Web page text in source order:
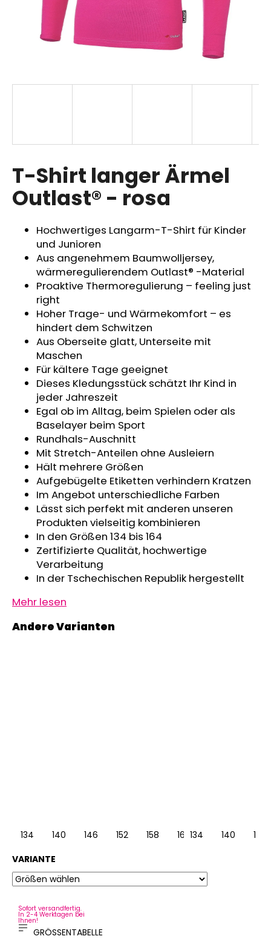
T-Shirt langer Ärmel
Outlast® - rosa
Hochwertiges Langarm-T-Shirt für Kinder
und Junioren
Aus angenehmem Baumwolljersey,
wärmeregulierendem Outlast® -Material
Proaktive Thermoregulierung – feeling just
right
Hoher Trage- und Wärmekomfort – es
hindert dem Schwitzen
Aus Oberseite glatt, Unterseite mit
Maschen
Für kältere Tage geeignet
Dieses Kledungsstück schätzt Ihr Kind in
jeder Jahreszeit
Egal ob im Alltag, beim Spielen oder als
Baselayer beim Sport
Rundhals-Auschnitt
Mit Stretch-Anteilen ohne Ausleiern
Hält mehrere Größen
Aufgebügelte Etiketten verhindern Kratzen
Im Angebot unterschiedliche Farben
Lässt sich perfekt mit anderen unseren
Produkten vielseitig kombinieren
In den Größen 134 bis 164
Zertifizierte Qualität, hochwertige
Verarbeitung
In der Tschechischen Republik hergestellt
Mehr lesen
134 140 146 152 158 164134 140
146
VARIANTE
Sofort versandfertig.
In 2-4 Werktagen bei
Ihnen!
GRÖSSENTABELLE
SUCHEN
p
f
e
h
KINDERSITZUNTERLAGE
OUTLAST®
GRAU
MELIERT
€24,90